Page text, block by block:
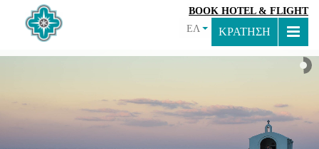
BOOK HOTEL & FLIGHT
ΚΡΑΤΗΣΗ
ΕΛ